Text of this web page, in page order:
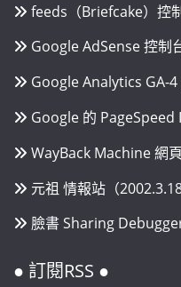
feeds（Briefcake）控
Google AdSense 控制
Google Analytics GA-4
Google 的 PageSpeed
WayBack Machine 網
元祖 情報站（
臉書 Sharing
● 訂閱RSS ●